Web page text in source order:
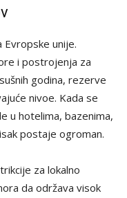
Evropske unije.
i postrojenja za
godina, rezerve
nivoe. Kada se
u hotelima, bazenima,
postaje ogroman.
za lokalno
da održava visok